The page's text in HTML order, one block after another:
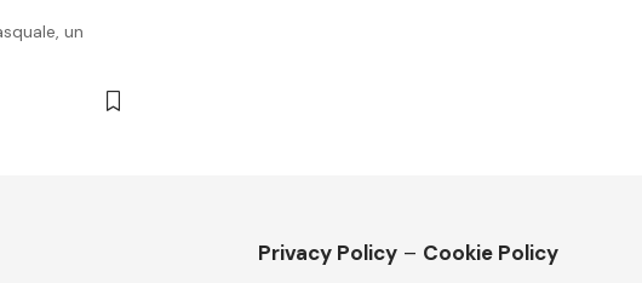
un
Privacy Policy – Cookie Policy